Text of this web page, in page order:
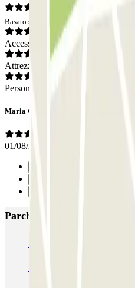
Basato su 1 opinioni
Accesso
Attrezzatura
Personale
Maria Cristina
01/08/2025
Parcheggi più popolari a
SABA Cardosas
SABA Praça Lisboa